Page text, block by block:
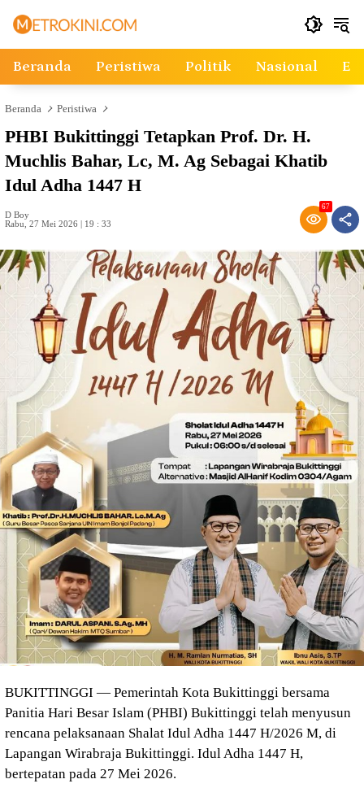
Beranda Peristiwa Politik Nasional
Beranda Peristiwa
PHBI Bukittinggi Tetapkan Prof. Dr. H.
Muchlis Bahar, Lc, M. Ag Sebagai Khatib
Idul Adha 1447 H
D Boy
Rabu, 27 Mei 2026 | 19 : 33
67
BUKITTINGGI — Pemerintah Kota Bukittinggi bersama
Panitia Hari Besar Islam (PHBI) Bukittinggi telah menyusun
rencana pelaksanaan Shalat Idul Adha 1447 H/2026 M, di
Lapangan Wirabraja Bukittinggi. Idul Adha 1447 H,
bertepatan pada 27 Mei 2026.